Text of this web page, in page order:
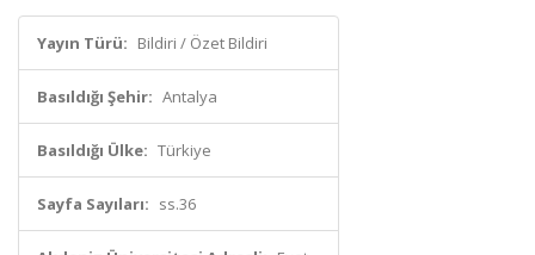
Yayın Türü: Bildiri / Özet Bildiri
Basıldığı Şehir: Antalya
Basıldığı Ülke: Türkiye
Sayfa Sayıları: ss.36